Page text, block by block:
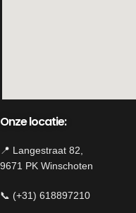
Onze locatie:
📍 Langestraat 82,
9671 PK Winschoten
📞 (+31) 618897210